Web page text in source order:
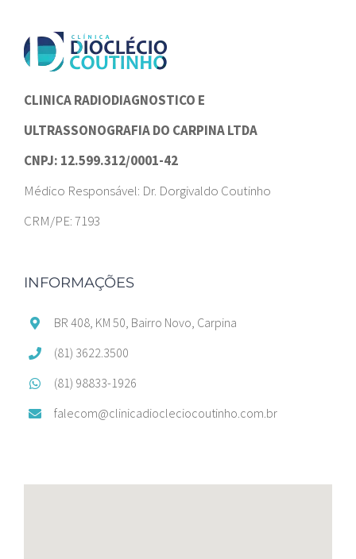
CLINICA RADIODIAGNOSTICO E
ULTRASSONOGRAFIA DO CARPINA LTDA
CNPJ: 12.599.312/0001-42
Médico Responsável: Dr. Dorgivaldo Coutinho
CRM/PE: 7193
INFORMAÇÕES
BR 408, KM 50, Bairro Novo, Carpina
(81) 3622.3500
(81) 98833-1926
falecom@clinicadiocleciocoutinho.com.br